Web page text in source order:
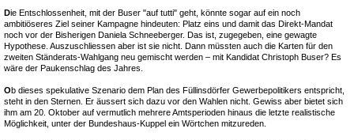
Die Entschlossenheit, mit der Buser "auf tutti" geht, könnte sogar auf ein noch
ambitiöseres Ziel seiner Kampagne hindeuten: Platz eins und damit das Direkt-Mandat
noch vor der Bisherigen Daniela Schneeberger. Das ist, zugegeben, eine gewagte
Hypothese. Auszuschliessen aber ist sie nicht. Dann müssten auch die Karten für den
zweiten Ständerats-Wahlgang neu gemischt werden – mit Kandidat Christoph Buser? Es
wäre der Paukenschlag des Jahres.
Ob dieses spekulative Szenario dem Plan des Füllinsdörfer Gewerbepolitikers entspricht,
steht in den Sternen. Er äussert sich dazu vor den Wahlen nicht. Gewiss aber bietet sich
ihm am 20. Oktober auf vermutlich mehrere Amtsperioden hinaus die letzte realistische
Möglichkeit, unter der Bundeshaus-Kuppel ein Wörtchen mitzureden.